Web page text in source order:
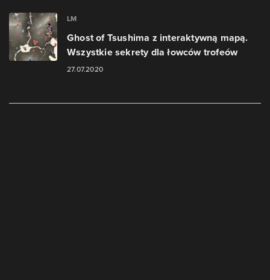
LM
Ghost of Tsushima z interaktywną mapą.
Wszystkie sekrety dla łowców trofeów
27.07.2020